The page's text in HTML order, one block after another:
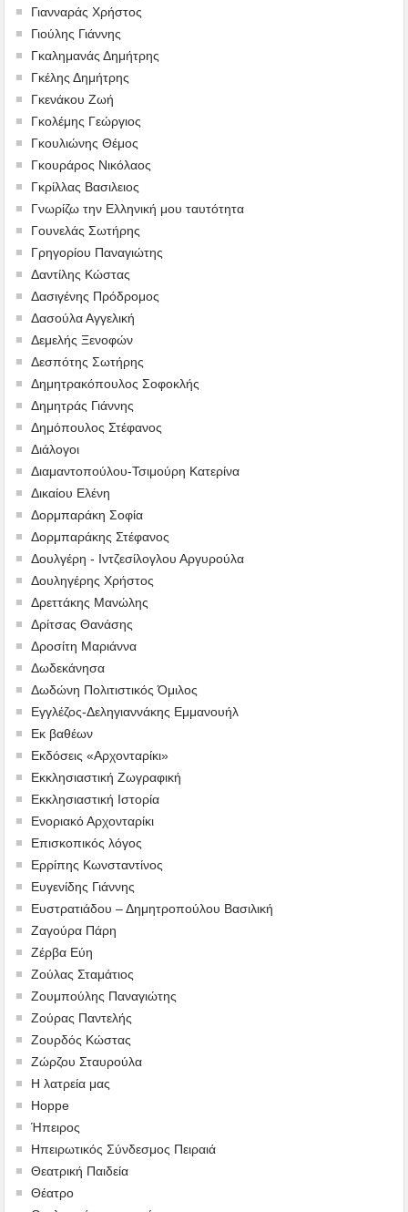
Γιανναράς Χρήστος
Γιούλης Γιάννης
Γκαλημανάς Δημήτρης
Γκέλης Δημήτρης
Γκενάκου Ζωή
Γκολέμης Γεώργιος
Γκουλιώνης Θέμος
Γκουράρος Νικόλαος
Γκρίλλας Βασιλειος
Γνωρίζω την Ελληνική μου ταυτότητα
Γουνελάς Σωτήρης
Γρηγορίου Παναγιώτης
Δαντίλης Κώστας
Δασιγένης Πρόδρομος
Δασούλα Αγγελική
Δεμελής Ξενοφών
Δεσπότης Σωτήρης
Δημητρακόπουλος Σοφοκλής
Δημητράς Γιάννης
Δημόπουλος Στέφανος
Διάλογοι
Διαμαντοπούλου-Τσιμούρη Κατερίνα
Δικαίου Ελένη
Δορμπαράκη Σοφία
Δορμπαράκης Στέφανος
Δουλγέρη - Ιντζεσίλογλου Αργυρούλα
Δουληγέρης Χρήστος
Δρεττάκης Μανώλης
Δρίτσας Θανάσης
Δροσίτη Μαριάννα
Δωδεκάνησα
Δωδώνη Πολιτιστικός Όμιλος
Εγγλέζος-Δεληγιαννάκης Εμμανουήλ
Εκ βαθέων
Εκδόσεις «Αρχονταρίκι»
Εκκλησιαστική Ζωγραφική
Εκκλησιαστική Ιστορία
Ενοριακό Αρχονταρίκι
Επισκοπικός λόγος
Ερρίπης Κωνσταντίνος
Ευγενίδης Γιάννης
Ευστρατιάδου – Δημητροπούλου Βασιλική
Ζαγούρα Πάρη
Ζέρβα Εύη
Ζούλας Σταμάτιος
Ζουμπούλης Παναγιώτης
Ζούρας Παντελής
Ζουρδός Κώστας
Ζώρζου Σταυρούλα
Η λατρεία μας
Hoppe
Ήπειρος
Ηπειρωτικός Σύνδεσμος Πειραιά
Θεατρική Παιδεία
Θέατρο